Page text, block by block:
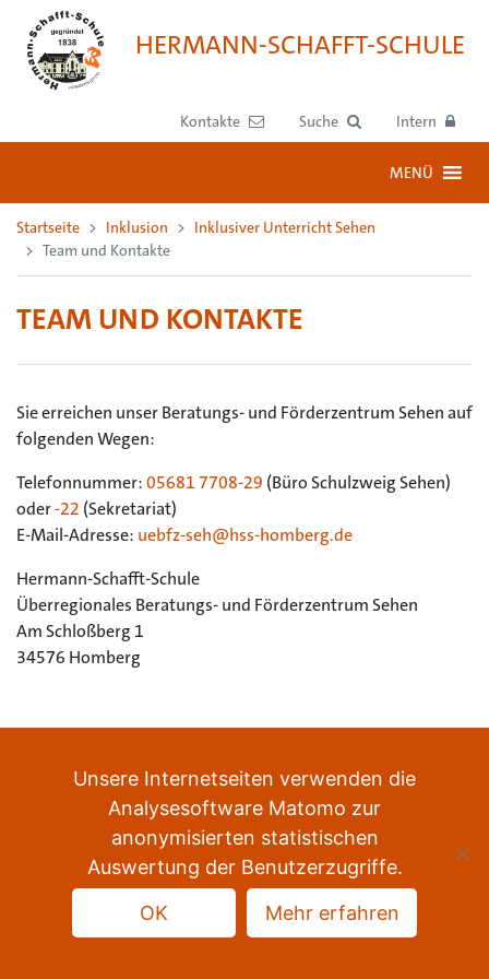
HERMANN-SCHAFFT-SCHULE
Kontakte Suche Intern
MENÜ
Startseite Inklusion
Inklusiver Unterricht Sehen
Team und Kontakte
TEAM UND KONTAKTE
Sie erreichen unser Beratungs- und Förderzentrum Sehen auf
folgenden Wegen:
Telefonnummer:05681 7708-29 (Büro Schulzweig Sehen)
oder-22 (Sekretariat)
E-Mail-Adresse: uebfz-seh@hss-homberg.de
Hermann-Schafft-Schule
Überregionales Beratungs- und Förderzentrum Sehen
Am Schloßberg 1
34576 Homberg
Datenschutz Impressum
nach oben
Unsere Internetseiten verwenden die
Analysesoftware Matomo zur
anonymisierten statistischen
Auswertung der Benutzerzugriffe.
OK Mehr erfahren